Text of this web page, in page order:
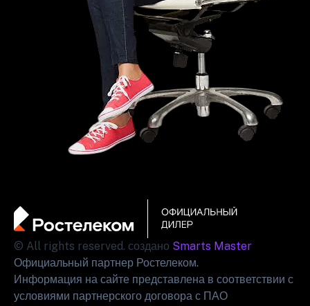
© All rights reserved. создано Smarts Master
Официальный партнер Ростелеком.
Информация на сайте представлена в соответствии с
условиями партнерского договора с ПАО